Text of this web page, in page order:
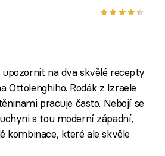
na dva skvělé recepty
Ottolenghiho. Rodák z Izraele
pracuje často. Nebojí se
s tou moderní západní,
kombinace, které ale skvěle